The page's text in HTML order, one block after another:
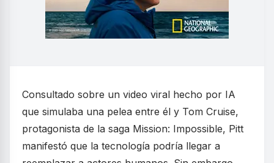
Consultado sobre un video viral hecho por IA
que simulaba una pelea entre él y Tom Cruise,
protagonista de la saga Mission: Impossible, Pitt
manifestó que la tecnología podría llegar a